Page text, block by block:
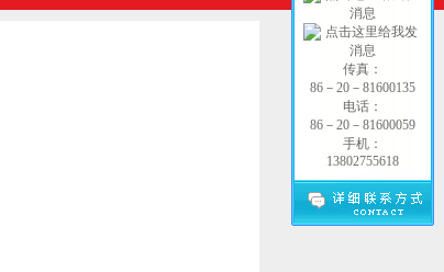
传真：
86－20－81600135
电话：
86－20－81600059
手机：
13802755618